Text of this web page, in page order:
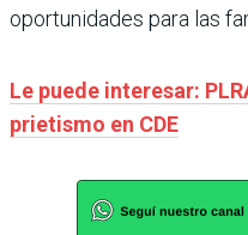
oportunidades para las
Le puede interesar:
prietismo en CDE